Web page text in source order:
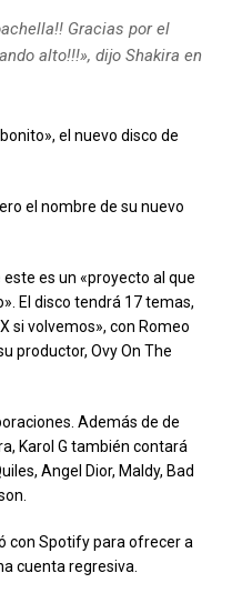
Gracias por el
alto!!!», dijo Shakira en
el nuevo disco de
el nombre de su nuevo
es un «proyecto al que
El disco tendrá 17 temas,
si volvemos», con Romeo
productor, Ovy On The
Además de de
Karol G también contará
Angel Dior, Maldy, Bad
con Spotify para ofrecer a
cuenta regresiva.